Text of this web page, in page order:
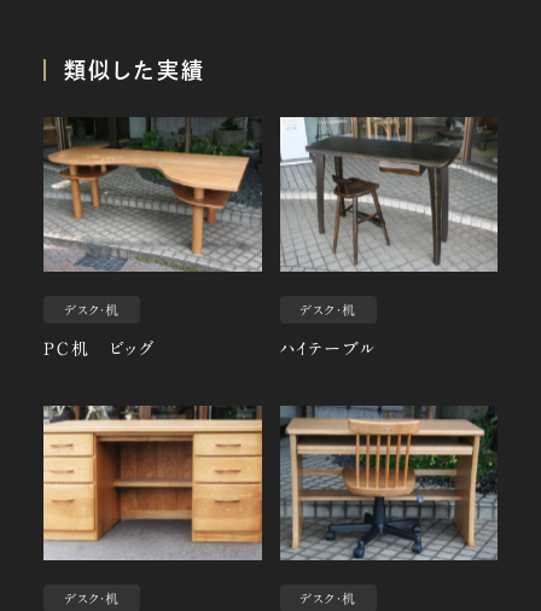
類似した実績
デスク・机
PC机 ビッグ
デスク・机
ハイテーブル
デスク・机 デスク・机